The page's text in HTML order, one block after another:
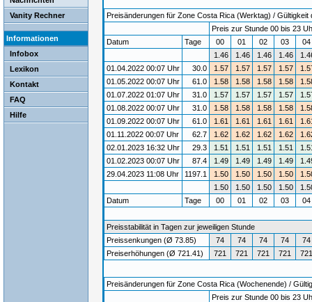
Vanity Rechner
Informationen
Infobox
Lexikon
Kontakt
FAQ
Hilfe
Preisänderungen für Zone Costa Rica (Werktag) / Gültigkeit
Preis zur Stunde 00 bis 23
Datum
Tage 00 01 02 03
1.46
1.46 1.46 1.46
01.04.2022 00:07 Uhr
30.0 1.57 1.57 1.57 1.57
01.05.2022 00:07 Uhr
61.0 1.58 1.58 1.58 1.58
01.07.2022 01:07 Uhr
31.0 1.57 1.57 1.57 1.57
01.08.2022 00:07 Uhr
31.0 1.58 1.58 1.58 1.58
01.09.2022 00:07 Uhr
61.0 1.61 1.61 1.61 1.61
01.11.2022 00:07 Uhr
62.7 1.62 1.62 1.62 1.62
02.01.2023 16:32 Uhr
29.3 1.51 1.51 1.51 1.51
01.02.2023 00:07 Uhr
87.4 1.49 1.49 1.49 1.49
29.04.2023 11:08 Uhr
1197.1 1.50 1.50 1.50 1.50
1.50
1.50 1.50 1.50
Datum
Tage 00 01 02 03 04
Preisstabilität in Tagen zur jeweiligen Stunde
Preissenkungen (Ø 73.85)
74 74 74 74
74
Preiserhöhungen (Ø 721.41)
721 721 721 721 721
Preisänderungen für Zone Costa Rica (Wochenende) /
Preis zur Stunde 00 bis 23